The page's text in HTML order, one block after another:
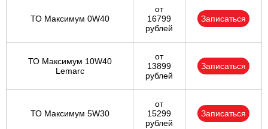
ТО Максимум 0W40
от
16799
рублей
Записаться
ТО Максимум 10W40
Lemarc
от
13899
рублей
Записаться
ТО Максимум 5W30
от
15299
рублей
Записаться